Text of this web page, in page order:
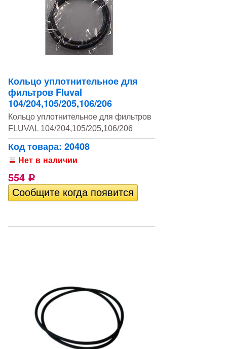
Кольцо уплотнительное для
фильтров Fluval
104/204,105/205,106/206
Кольцо уплотнительное для фильтров
FLUVAL 104/204,105/205,106/206
Код товара: 20408
Нет в наличии
554 Р